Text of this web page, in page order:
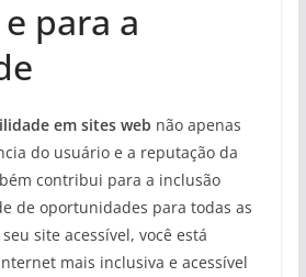
para a
em sites web não apenas
do usuário e a reputação da
contribui para a inclusão
de oportunidades para todas as
site acessível, você está
mais inclusiva e acessível